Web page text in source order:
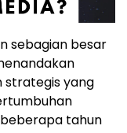
sebagian besar
strategis yang
tahun